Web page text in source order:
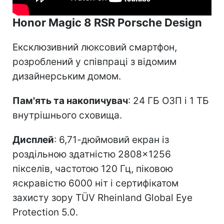
Honor Magic 8 RSR Porsche Design
Ексклюзивний люксовий смартфон,
розроблений у співпраці з відомим
дизайнерським домом.
Пам'ять та накопичувач: 24 ГБ ОЗП і 1 ТБ
внутрішнього сховища.
Дисплей: 6,71-дюймовий екран із
роздільною здатністю 2808×1256
пікселів, частотою 120 Гц, піковою
яскравістю 6000 ніт і сертифікатом
захисту зору TÜV Rheinland Global Eye
Protection 5.0.